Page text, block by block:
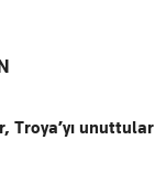
Troya’yı unuttular